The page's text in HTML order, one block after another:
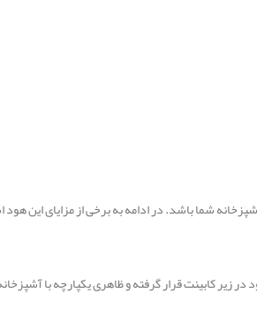
کابینت قرار گرفته و ظاهری یکپارچه با